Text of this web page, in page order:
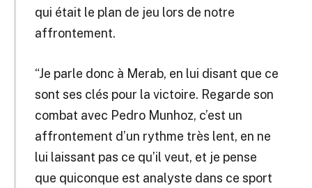
qui était le plan de jeu lors de notre
affrontement.
“Je parle donc à Merab, en lui disant que ce
sont ses clés pour la victoire. Regarde son
combat avec Pedro Munhoz, c’est un
affrontement d’un rythme très lent, en ne
lui laissant pas ce qu’il veut, et je pense
que quiconque est analyste dans ce sport